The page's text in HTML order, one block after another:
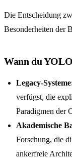
Die Entscheidung
Besonderheiten der
Wann du
Legacy-
verfügst, die
Paradigmen der
Akademische
Forschung, die
ankerfreie